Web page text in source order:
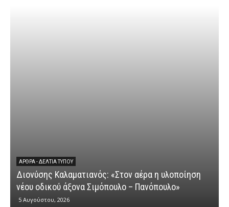
- ΔΕΛΤΊΑ ΤΎΠΟΥ
Καλαματιανός: «Στον αέρα η υλοποίηση
οδικού άξονα Σιμόπουλο – Πανόπουλο»
2026